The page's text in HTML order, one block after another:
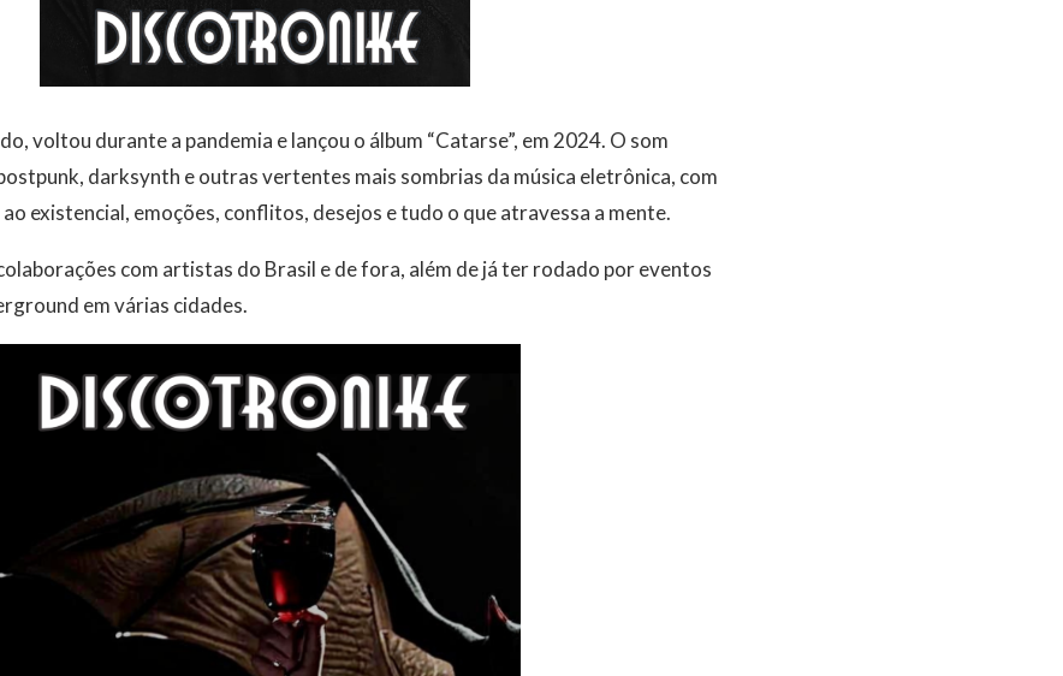
voltou durante a pandemia e lançou o álbum “Catarse”, em 2024. O som
darksynth e outras vertentes mais sombrias da música eletrônica, com
existencial, emoções, conflitos, desejos e tudo o que atravessa a mente.
com artistas do Brasil e de fora, além de já ter rodado por eventos
em várias cidades.